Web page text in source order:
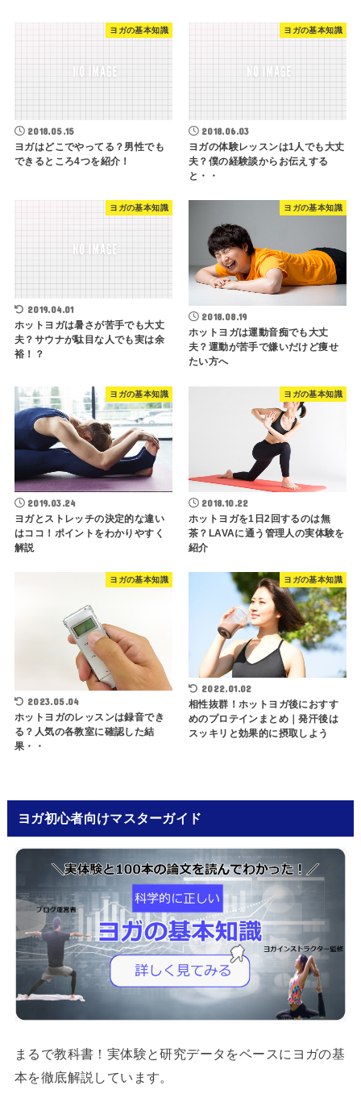
ヨガの基本知識
2018.05.15
ヨガはどこでやってる？男性でも
できるところ4つを紹介！
ヨガの基本知識
2018.06.03
ヨガの体験レッスンは1人でも大丈
夫？僕の経験談からお伝えする
と・・
ヨガの基本知識
2019.04.01
ホットヨガは暑さが苦手でも大丈
夫？サウナが駄目な人でも実は余
裕！？
ヨガの基本知識
2018.08.19
ホットヨガは運動音痴でも大丈
夫？運動が苦手で嫌いだけど痩せ
たい方へ
ヨガの基本知識
2019.03.24
ヨガとストレッチの決定的な違い
はココ！ポイントをわかりやすく
解説
ヨガの基本知識
2018.10.22
ホットヨガを1日2回するのは無
茶？LAVAに通う管理人の実体験を
紹介
ヨガの基本知識
2023.05.04
ホットヨガのレッスンは録音でき
る？人気の各教室に確認した結
果・・
ヨガの基本知識
2022.01.02
相性抜群！ホットヨガ後におすす
めのプロテインまとめ｜発汗後は
スッキリと効果的に摂取しよう
ヨガ初心者向けマスターガイド
まるで教科書！実体験と研究データをベースにヨガの基
本を徹底解説しています。